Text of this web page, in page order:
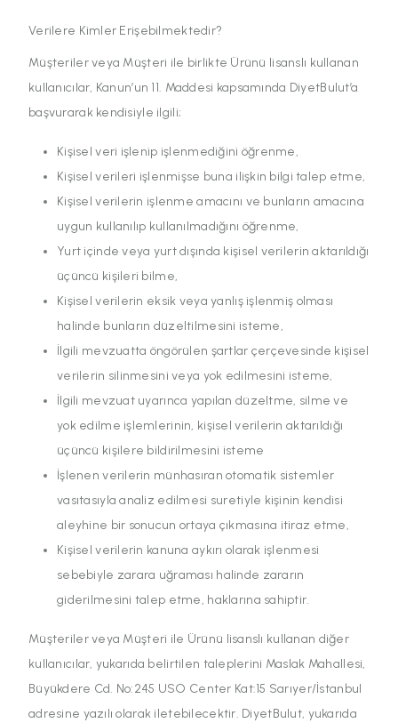
Verilere Kimler Erişebilmektedir?
Müşteriler veya Müşteri ile birlikte Ürünü lisanslı kullanan
kullanıcılar, Kanun’un 11. Maddesi kapsamında DiyetBulut’a
başvurarak kendisiyle ilgili;
Kişisel veri işlenip işlenmediğini öğrenme,
Kişisel verileri işlenmişse buna ilişkin bilgi talep etme,
Kişisel verilerin işlenme amacını ve bunların amacına
uygun kullanılıp kullanılmadığını öğrenme,
Yurt içinde veya yurt dışında kişisel verilerin aktarıldığı
üçüncü kişileri bilme,
Kişisel verilerin eksik veya yanlış işlenmiş olması
halinde bunların düzeltilmesini isteme,
İlgili mevzuatta öngörülen şartlar çerçevesinde kişisel
verilerin silinmesini veya yok edilmesini isteme,
İlgili mevzuat uyarınca yapılan düzeltme, silme ve
yok edilme işlemlerinin, kişisel verilerin aktarıldığı
üçüncü kişilere bildirilmesini isteme
İşlenen verilerin münhasıran otomatik sistemler
vasıtasıyla analiz edilmesi suretiyle kişinin kendisi
aleyhine bir sonucun ortaya çıkmasına itiraz etme,
Kişisel verilerin kanuna aykırı olarak işlenmesi
sebebiyle zarara uğraması halinde zararın
giderilmesini talep etme, haklarına sahiptir.
Müşteriler veya Müşteri ile Ürünü lisanslı kullanan diğer
kullanıcılar, yukarıda belirtilen taleplerini Maslak Mahallesi,
Büyükdere Cd. No:245 USO Center Kat:15 Sarıyer/İstanbul
adresine yazılı olarak iletebilecektir. DiyetBulut, yukarıda